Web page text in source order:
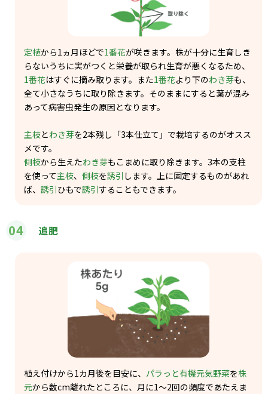
定植から1ヵ月ほどで1番花が咲きます。株が十分に生育しき
らないうちに実がつくと栄養が取られ生育が悪くなるため、
1番花はすぐに摘み取ります。また1番花より下のわき芽も、
全て小さなうちに取り除きます。そのままにすると葉が混み
あって病害虫発生の原因となります。
主枝とわき芽を2本残し「3本仕立て」で栽培するのがオスス
メです。
側枝から生えたわき芽もこまめに取り除きます。3本の支柱
を使って主枝、 側枝を誘引 します。上に固定するものがあれ
ば、 誘引ひもで誘引することもできます。
04 追肥
植え付けから1カ月後を目安に、 パラっと有機元気野菜を株
元から数cm離れたところに、月に1～2回の頻度であたえま